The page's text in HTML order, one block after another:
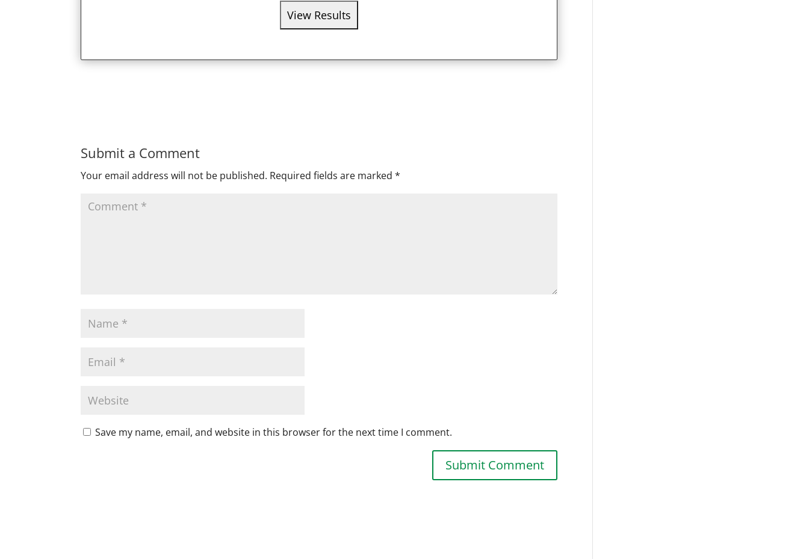
Submit a Comment
Your email address will not be published. Required fields are marked*
Save my name, email, and website in this browser for the next time I comment.